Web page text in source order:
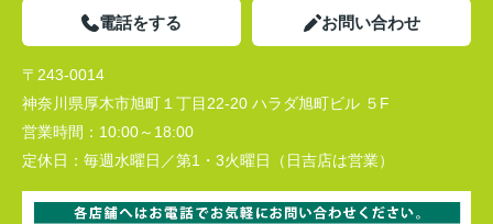
電話をする お問い合わせ
〒243-0014
神奈川県厚木市旭町１丁目22-20 ハラダ旭町ビル ５F
営業時間： 10:00～18:00
定休日： 毎週水曜日／第1・3火曜日（日吉店は営業）